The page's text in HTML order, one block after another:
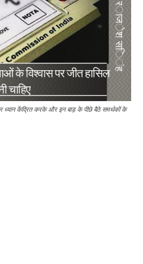
ध्यान केंद्रित करके और इन बाड़ के पीछे बैठे समर्थकों के